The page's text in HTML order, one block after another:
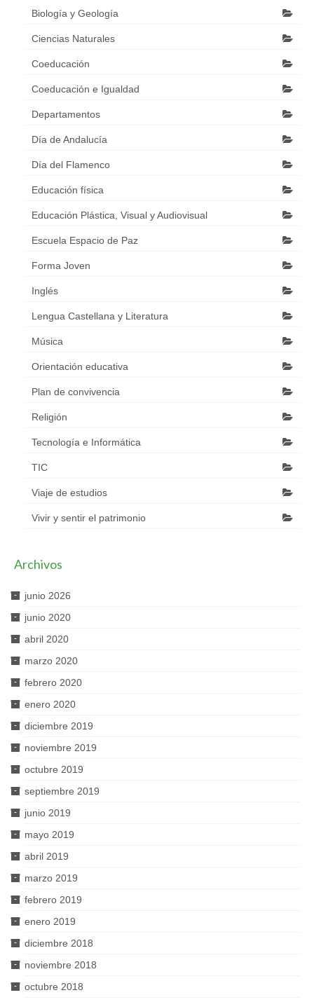
Biología y Geología
Ciencias Naturales
Coeducación
Coeducación e Igualdad
Departamentos
Día de Andalucía
Día del Flamenco
Educación física
Educación Plástica, Visual y Audiovisual
Escuela Espacio de Paz
Forma Joven
Inglés
Lengua Castellana y Literatura
Música
Orientación educativa
Plan de convivencia
Religión
Tecnología e Informática
TIC
Viaje de estudios
Vivir y sentir el patrimonio
Archivos
junio 2026
junio 2020
abril 2020
marzo 2020
febrero 2020
enero 2020
diciembre 2019
noviembre 2019
octubre 2019
septiembre 2019
junio 2019
mayo 2019
abril 2019
marzo 2019
febrero 2019
enero 2019
diciembre 2018
noviembre 2018
octubre 2018